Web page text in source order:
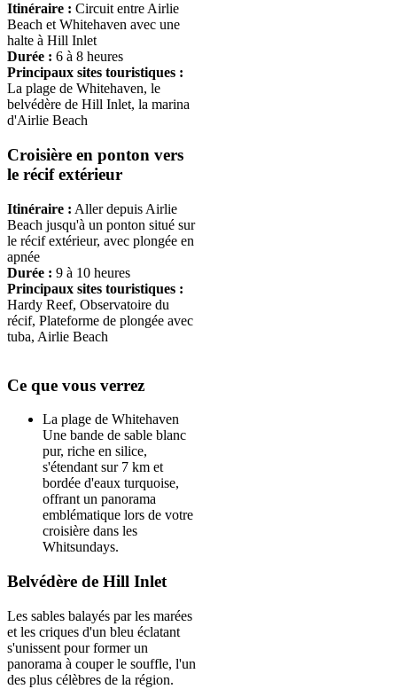
Itinéraire : Circuit entre Airlie
Beach et Whitehaven avec une
halte à Hill Inlet
Durée : 6 à 8 heures
Principaux sites touristiques :
La plage de Whitehaven, le
belvédère de Hill Inlet, la marina
d'Airlie Beach
Croisière en ponton vers
le récif extérieur
Itinéraire : Aller depuis Airlie
Beach jusqu'à un ponton situé sur
le récif extérieur, avec plongée en
apnée
Durée : 9 à 10 heures
Principaux sites touristiques :
Hardy Reef, Observatoire du
récif, Plateforme de plongée avec
tuba, Airlie Beach
Ce que vous verrez
La plage de Whitehaven
Une bande de sable blanc
pur, riche en silice,
s'étendant sur 7 km et
bordée d'eaux turquoise,
offrant un panorama
emblématique lors de votre
croisière dans les
Whitsundays.
Belvédère de Hill Inlet
Les sables balayés par les marées
et les criques d'un bleu éclatant
s'unissent pour former un
panorama à couper le souffle, l'un
des plus célèbres de la région.